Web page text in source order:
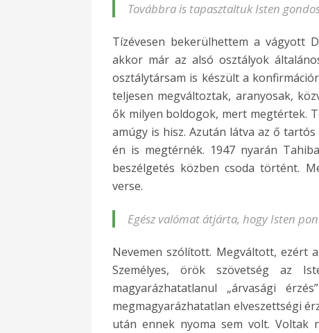
Továbbra is tapasztaltuk Isten
Tízévesen bekerülhettem a vágyott
akkor már az alsó osztályok
osztálytársam is készült a
teljesen megváltoztak, aranyosak,
ők milyen boldogok, mert megtértek.
amúgy is hisz. Azután látva az ő
én is megtérnék. 1947 nyarán
beszélgetés közben csoda történt.
verse.
Egész valómat átjárta, hogy Isten
Nevemen szólított. Megváltott, ezért
Személyes, örök szövetség az
magyarázhatatlanul „árvasági
megmagyarázhatatlan elveszettségi
után ennek nyoma sem volt. Voltak